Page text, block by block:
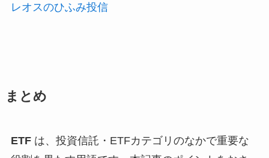
レオスのひふみ投信
まとめ
ETFは、投資信託・ETFカテゴリのなかで重要な